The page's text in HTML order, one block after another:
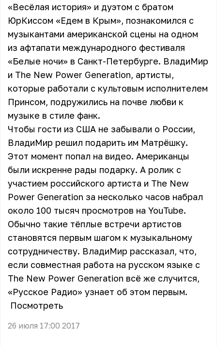
«Весёлая история» и дуэтом с братом
ЮрКиссом «Едем в Крым», познакомился с
музыкантами американской сцены на одном
из афтапати международного фестиваля
«Белые ночи» в Санкт-Петербурге. ВладиМир
и The New Power Generation, артисты,
которые работали с культовым исполнителем
Принсом, подружились на почве любви к
музыке в стиле фанк.
Чтобы гости из США не забывали о России,
ВладиМир решил подарить им Матрёшку.
Этот момент попал на видео. Американцы
были искренне рады подарку. А ролик с
участием российского артиста и The New
Power Generation за несколько часов набрал
около 100 тысяч просмотров на YouTube.
Обычно такие тёплые встречи артистов
становятся первым шагом к музыкальному
сотрудничеству. ВладиМир рассказал, что,
если совместная работа на русском языке с
The New Power Generation всё же случится,
«Русское Радио» узнает об этом первым.
Посмотреть
26 июля 17:00 2017